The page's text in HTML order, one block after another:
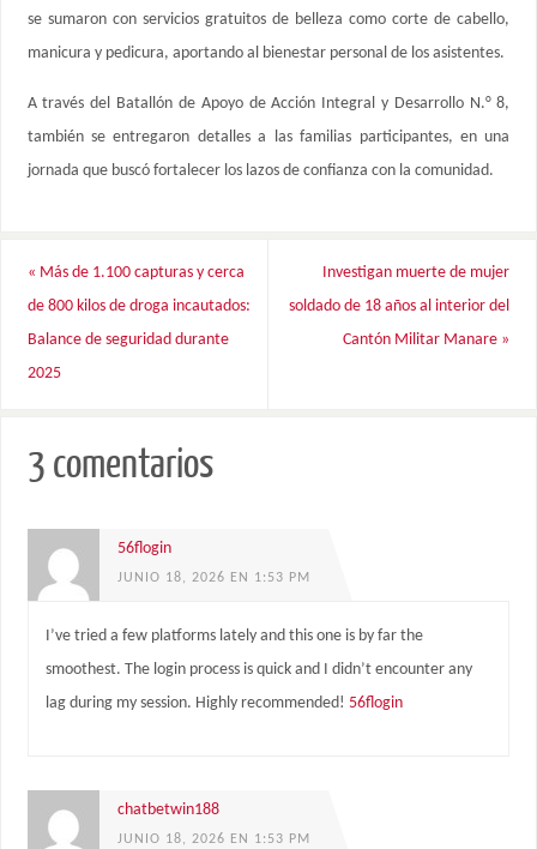
se sumaron con servicios gratuitos de belleza como corte de cabello,
manicura y pedicura, aportando al bienestar personal de los asistentes.
A través del Batallón de Apoyo de Acción Integral y Desarrollo N.° 8,
también se entregaron detalles a las familias participantes, en una
jornada que buscó fortalecer los lazos de confianza con la comunidad.
« Más de 1.100 capturas y cerca
de 800 kilos de droga incautados:
Balance de seguridad durante
2025
Investigan muerte de mujer
soldado de 18 años al interior del
Cantón Militar Manare »
3 comentarios
56flogin
JUNIO 18, 2026 EN 1:53 PM
I’ve tried a few platforms lately and this one is by far the
smoothest. The login process is quick and I didn’t encounter any
lag during my session. Highly recommended! 56flogin
chatbetwin188
JUNIO 18, 2026 EN 1:53 PM